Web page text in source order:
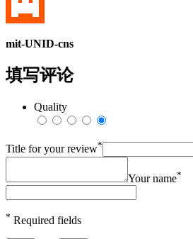
mit-UNID-cns
填写评论
Quality
Title for your review*
Your name*
* Required fields